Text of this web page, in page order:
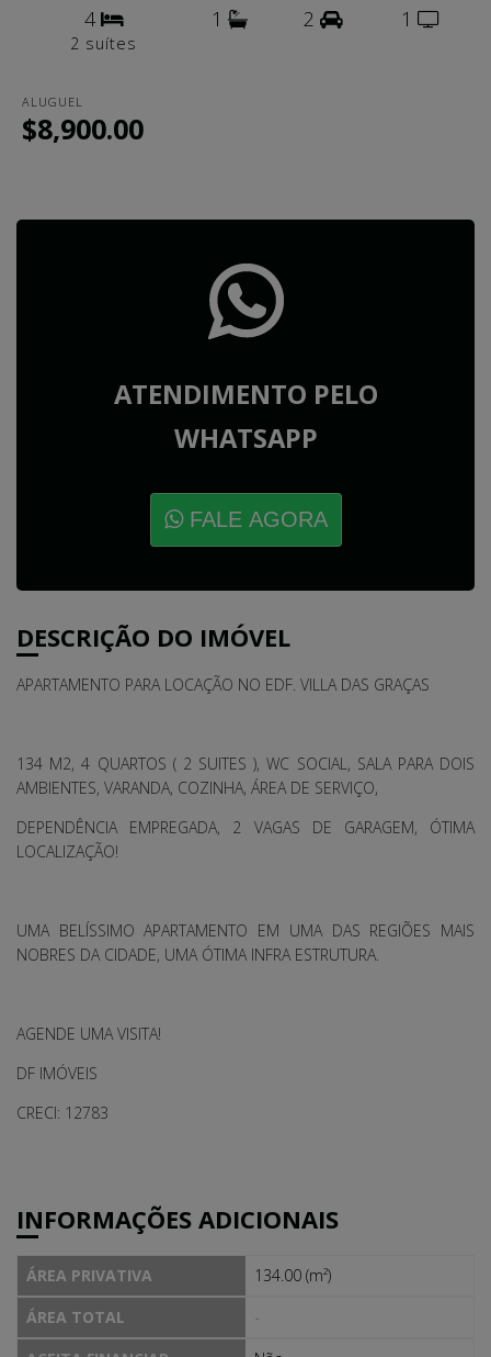
4
2 suítes
1 2 1
ALUGUEL
$8,900.00
ATENDIMENTO PELO
WHATSAPP
FALE AGORA
DESCRIÇÃO DO IMÓVEL
APARTAMENTO PARA LOCAÇÃO NO EDF. VILLA DAS GRAÇAS
134 M2, 4 QUARTOS ( 2 SUITES ), WC SOCIAL, SALA PARA DOIS
AMBIENTES, VARANDA, COZINHA, ÁREA DE SERVIÇO,
DEPENDÊNCIA EMPREGADA, 2 VAGAS DE GARAGEM, ÓTIMA
LOCALIZAÇÃO!
UMA BELÍSSIMO APARTAMENTO EM UMA DAS REGIÕES MAIS
NOBRES DA CIDADE, UMA ÓTIMA INFRA ESTRUTURA.
AGENDE UMA VISITA!
DF IMÓVEIS
CRECI: 12783
INFORMAÇÕES ADICIONAIS
ÁREA PRIVATIVA
134.00 (m²)
ÁREA TOTAL
-